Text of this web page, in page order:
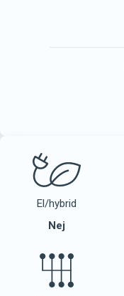
El/hybrid
Nej